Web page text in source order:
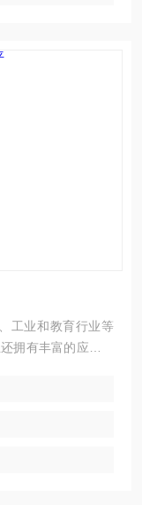
工业和教育行业等
拥有丰富的应用模